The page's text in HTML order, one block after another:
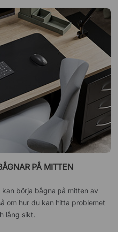
PÅ MITTEN
börja bågna på mitten av
om hur du kan hitta problemet
lång sikt.